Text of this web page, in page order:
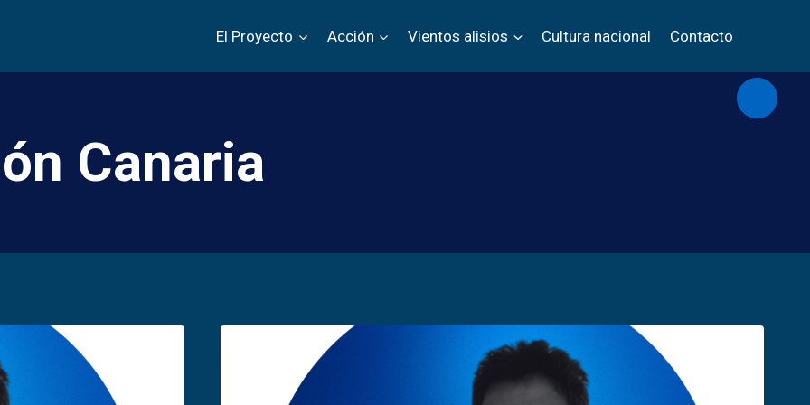
Abrir/
El Proyecto Acción Vientos alisios Cultura nacional Contacto
Canaria